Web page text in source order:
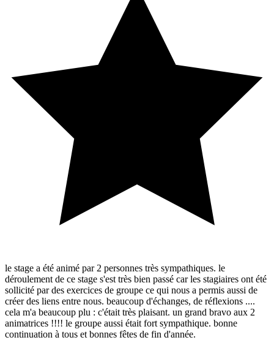
le stage a été animé par 2 personnes très sympathiques. le
déroulement de ce stage s'est très bien passé car les stagiaires ont été
sollicité par des exercices de groupe ce qui nous a permis aussi de
créer des liens entre nous. beaucoup d'échanges, de réflexions ....
cela m'a beaucoup plu : c'était très plaisant. un grand bravo aux 2
animatrices !!!! le groupe aussi était fort sympathique. bonne
continuation à tous et bonnes fêtes de fin d'année.